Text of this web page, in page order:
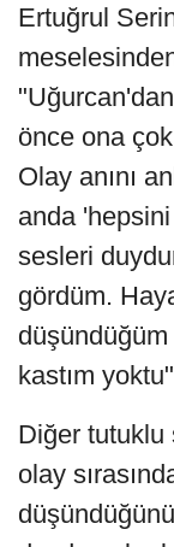
Ertuğrul
önce ona
Olay anını
anda
sesleri
gördüm.
kastım
Diğer tutuklu
olay